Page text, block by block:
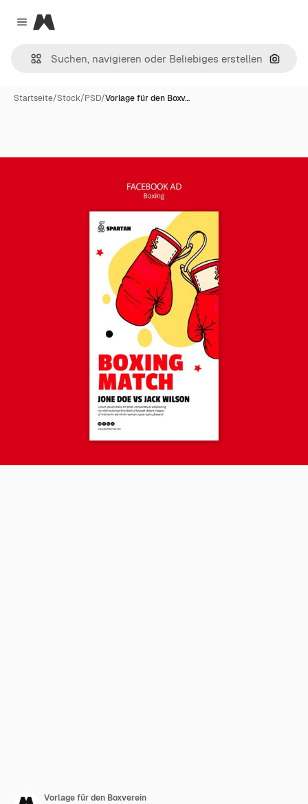
Close menu
Magnific
Nach
Startseite/Stock/PSD/Vorlage für den Boxv…
Vorlage für den Boxverein